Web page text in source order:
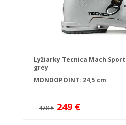
Lyžiarky Tecnica Mach Sport
grey
MONDOPOINT: 24,5 cm
478 € 249 €